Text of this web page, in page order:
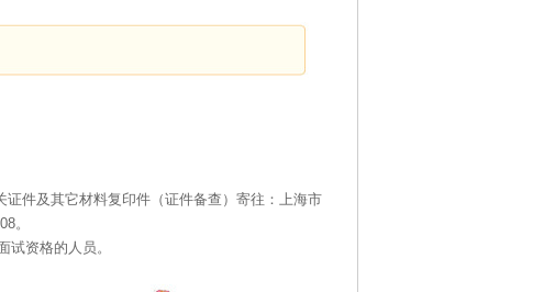
件及其它材料复印件（证件备查）寄往：上海市
。
试资格的人员。